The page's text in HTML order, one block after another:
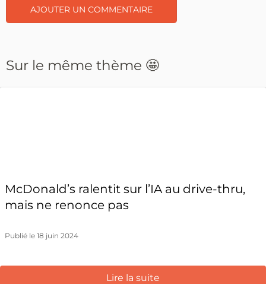
Sur le même thème 🤩
McDonald’s ralentit sur l’IA au drive-thru,
mais ne renonce pas
Publié le 18 juin 2024
Lire la suite